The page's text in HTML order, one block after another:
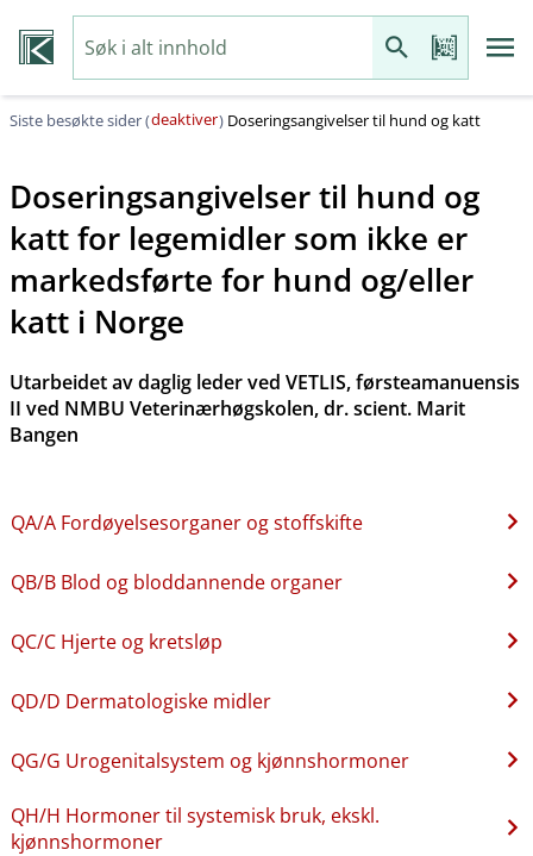
Siste besøkte sider (deaktiver) Doseringsangivelser til hund og katt
Doseringsangivelser til hund og
katt for legemidler som ikke er
markedsførte for hund og​/​eller
katt i Norge
Utarbeidet av daglig leder ved VETLIS, førsteamanuensis
II ved NMBU Veterinærhøgskolen, dr. scient. Marit
Bangen
QA​/​A Fordøyelsesorganer og stoffskifte
QB​/​B Blod og bloddannende organer
QC​/​C Hjerte og kretsløp
QD​/​D Dermatologiske midler
QG​/​G Urogenitalsystem og kjønnshormoner
QH​/​H Hormoner til systemisk bruk, ekskl.
kjønnshormoner